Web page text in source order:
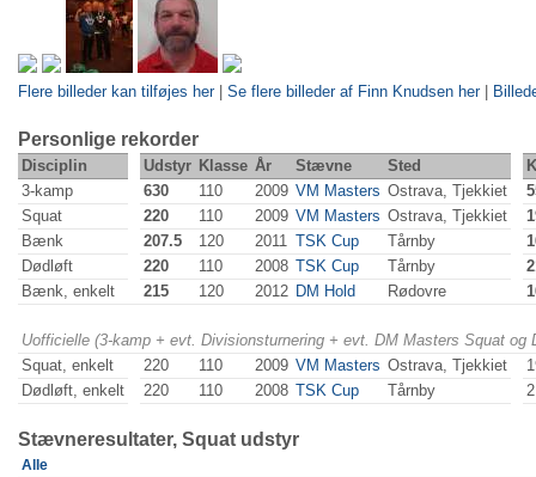
Flere billeder kan tilføjes her| Se flere billeder af Finn Knudsen her|
Personlige rekorder
Disciplin Udstyr Klasse År Stævne Sted
3-kamp
630 110 2009 VM Masters Ostrava, Tjekkiet
Squat
220 110 2009 VM Masters Ostrava, Tjekkiet
Bænk
207.5 120 2011 TSK Cup Tårnby
Dødløft
220 110 2008 TSK Cup Tårnby
Bænk, enkelt
215 120 2012 DM Hold Rødovre
Uofficielle (3-kamp + evt. Divisionsturnering + evt. DM Masters Squat
Squat, enkelt
220 110 2009 VM Masters Ostrava, Tjekkiet
Dødløft, enkelt
220 110 2008 TSK Cup Tårnby
Stævneresultater, Squat udstyr
Alle